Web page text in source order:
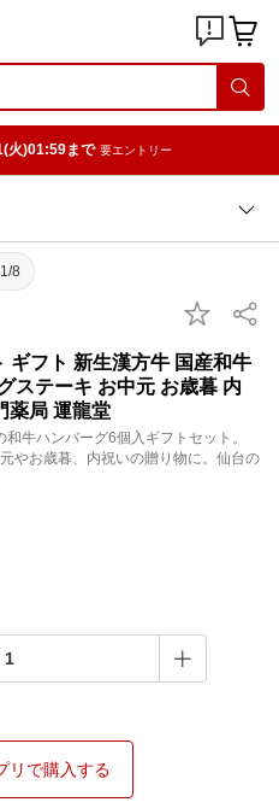
火)01:59まで 要エントリー
1/8
ギフト 新生漢方牛 国産和牛
ステーキ お中元 お歳暮 内
薬局 運龍堂
牛ハンバーグ6個入ギフトセット。
やお歳暮、内祝いの贈り物に。仙台の
リで購入する